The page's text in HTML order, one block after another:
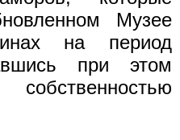
Музее
на период
при этом